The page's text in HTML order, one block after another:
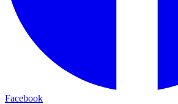
Facebook